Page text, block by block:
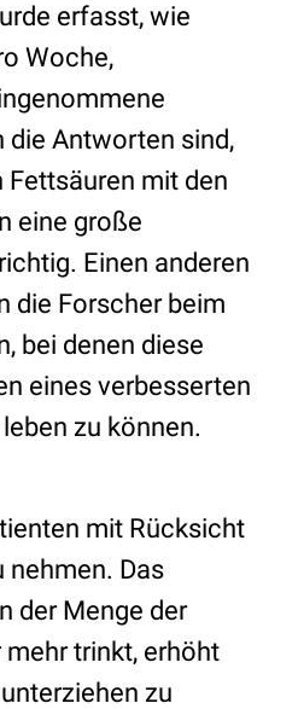
erfasst, wie
Woche,
die Antworten sind,
mit den
eine große
Einen anderen
die Forscher beim
bei denen diese
eines verbesserten
zu können.
mit Rücksicht
nehmen. Das
der Menge der
trinkt, erhöht
zu